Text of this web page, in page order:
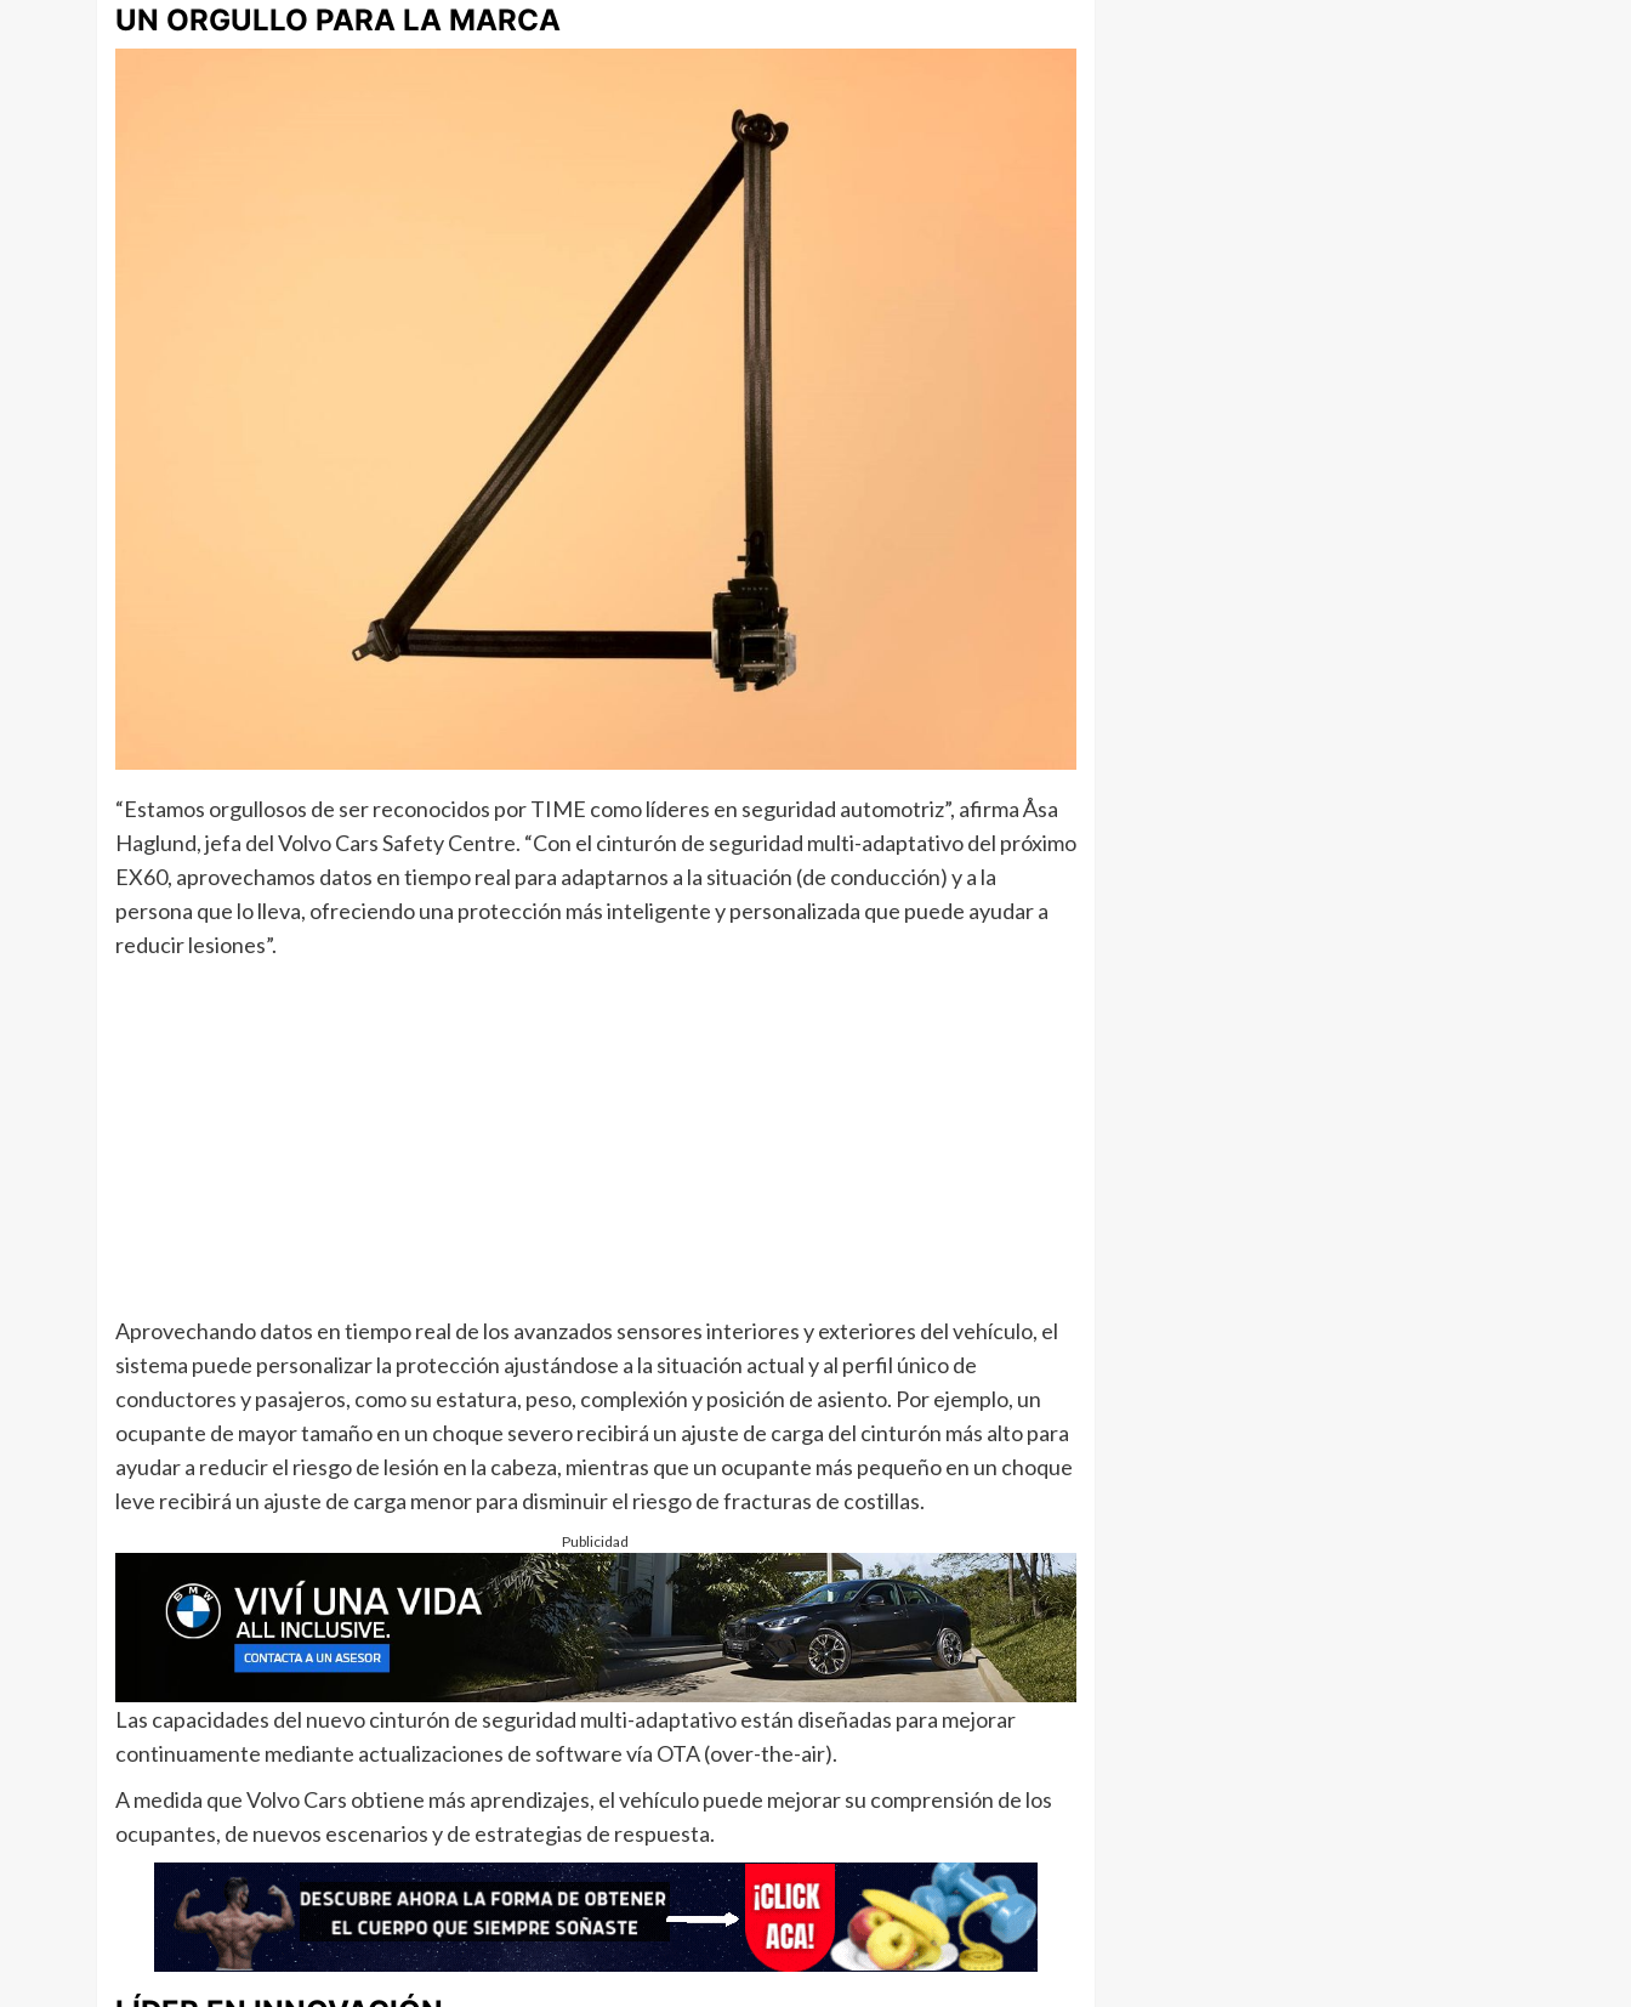
UN ORGULLO PARA LA MARCA
“Estamos orgullosos de ser reconocidos por TIME como líderes en seguridad automotriz”, afirma Åsa
Haglund, jefa del Volvo Cars Safety Centre. “Con el cinturón de seguridad multi-adaptativo del próximo
EX60, aprovechamos datos en tiempo real para adaptarnos a la situación (de conducción) y a la
persona que lo lleva, ofreciendo una protección más inteligente y personalizada que puede ayudar a
reducir lesiones”.
Aprovechando datos en tiempo real de los avanzados sensores interiores y exteriores del vehículo, el
sistema puede personalizar la protección ajustándose a la situación actual y al perfil único de
conductores y pasajeros, como su estatura, peso, complexión y posición de asiento. Por ejemplo, un
ocupante de mayor tamaño en un choque severo recibirá un ajuste de carga del cinturón más alto para
ayudar a reducir el riesgo de lesión en la cabeza, mientras que un ocupante más pequeño en un choque
leve recibirá un ajuste de carga menor para disminuir el riesgo de fracturas de costillas.
Publicidad
Las capacidades del nuevo cinturón de seguridad multi-adaptativo están diseñadas para mejorar
continuamente mediante actualizaciones de software vía OTA (over-the-air).
A medida que Volvo Cars obtiene más aprendizajes, el vehículo puede mejorar su comprensión de los
ocupantes, de nuevos escenarios y de estrategias de respuesta.